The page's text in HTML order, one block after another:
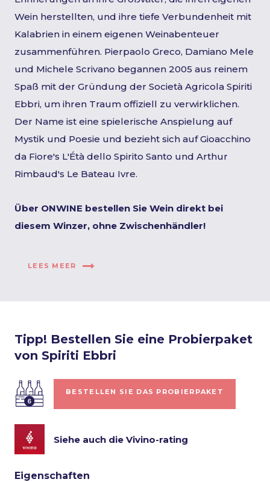
Wein herstellten, und ihre tiefe Verbundenheit mit
Kalabrien in einem eigenen Weinabenteuer
zusammenführen. Pierpaolo Greco, Damiano Mele
und Michele Scrivano begannen 2005 aus reinem
Spaß mit der Gründung der Società Agricola Spiriti
Ebbri, um ihren Traum offiziell zu verwirklichen.
Der Name ist eine spielerische Anspielung auf
Mystik und Poesie und bezieht sich auf Gioacchino
da Fiore's L'Étà dello Spirito Santo und Arthur
Rimbaud's Le Bateau Ivre.
Über ONWINE bestellen Sie Wein direkt bei
diesem Winzer, ohne Zwischenhändler!
LEES MEER
Tipp! Bestellen Sie eine Probierpaket
von Spiriti Ebbri
BESTELLEN SIE DAS PROBIERPAKET
Siehe auch die Vivino-rating
Eigenschaften